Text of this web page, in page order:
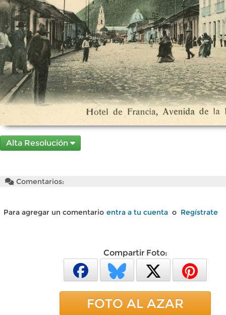
Alta Resolución
Comentarios:
Para agregar un comentario entra a tu cuenta o Regístrate
Compartir Foto:
FOTO AL AZAR